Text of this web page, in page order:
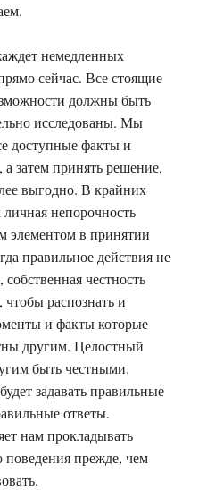
немедленных
сейчас. Все стоящие
должны быть
исследованы. Мы
доступные факты и
затем принять решение,
выгодно. В крайних
непорочность
элементом в принятии
правильное действия не
честность
распознать и
и факты которые
другим. Целостный
быть честными.
задавать правильные
ответы.
нам прокладывать
прежде, чем